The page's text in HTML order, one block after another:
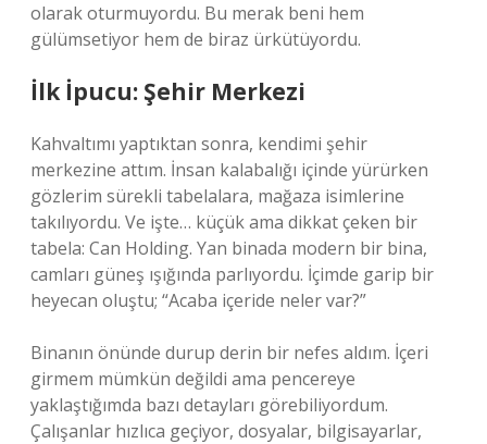
olarak oturmuyordu. Bu merak beni hem
gülümsetiyor hem de biraz ürkütüyordu.
İlk İpucu: Şehir Merkezi
Kahvaltımı yaptıktan sonra, kendimi şehir
merkezine attım. İnsan kalabalığı içinde yürürken
gözlerim sürekli tabelalara, mağaza isimlerine
takılıyordu. Ve işte… küçük ama dikkat çeken bir
tabela: Can Holding. Yan binada modern bir bina,
camları güneş ışığında parlıyordu. İçimde garip bir
heyecan oluştu; “Acaba içeride neler var?”
Binanın önünde durup derin bir nefes aldım. İçeri
girmem mümkün değildi ama pencereye
yaklaştığımda bazı detayları görebiliyordum.
Çalışanlar hızlıca geçiyor, dosyalar, bilgisayarlar,